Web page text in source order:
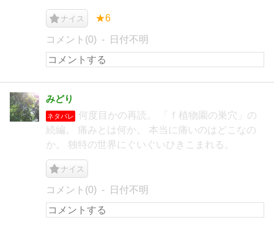
ナイス ★6
コメント(0) 日付不明
みどり
ネタバレ
何度目かの再読。 「ｆ植物園の巣穴」の
続編。 痛みとは何か。 本当に痛いのはどこなの
か。 独特の世界にぐいぐいひきこまれる。
ナイス
コメント(0) 日付不明